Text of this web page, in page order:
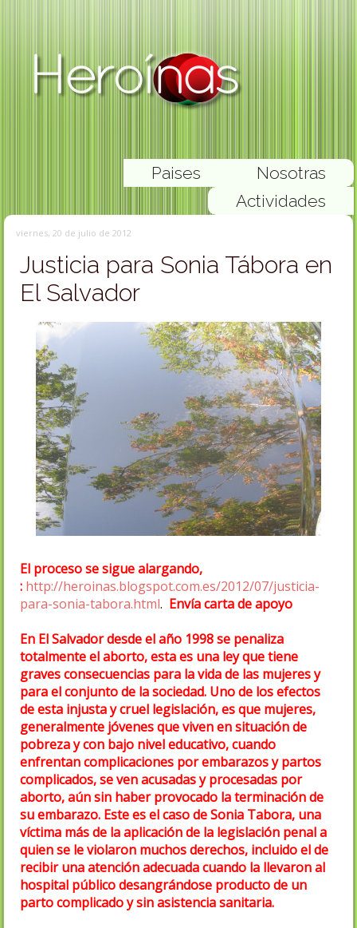
Nosotras
Paises
Actividades
viernes, 20 de julio de 2012
Justicia para Sonia Tábora en
El Salvador
El proceso se sigue alargando,
: http://heroinas.blogspot.com.es/2012/07/justicia-
para-sonia-tabora.html. Envía carta de apoyo
En El Salvador desde el año 1998 se penaliza
totalmente el aborto, esta es una ley que tiene
graves consecuencias para la vida de las mujeres y
para el conjunto de la sociedad. Uno de los efectos
de esta injusta y cruel legislación, es que mujeres,
generalmente jóvenes que viven en situación de
pobreza y con bajo nivel educativo, cuando
enfrentan complicaciones por embarazos y partos
complicados, se ven acusadas y procesadas por
aborto, aún sin haber provocado la terminación de
su embarazo. Este es el caso de Sonia Tabora, una
víctima más de la aplicación de la legislación penal a
quien se le violaron muchos derechos, incluido el de
recibir una atención adecuada cuando la llevaron al
hospital público desangrándose producto de un
parto complicado y sin asistencia sanitaria.